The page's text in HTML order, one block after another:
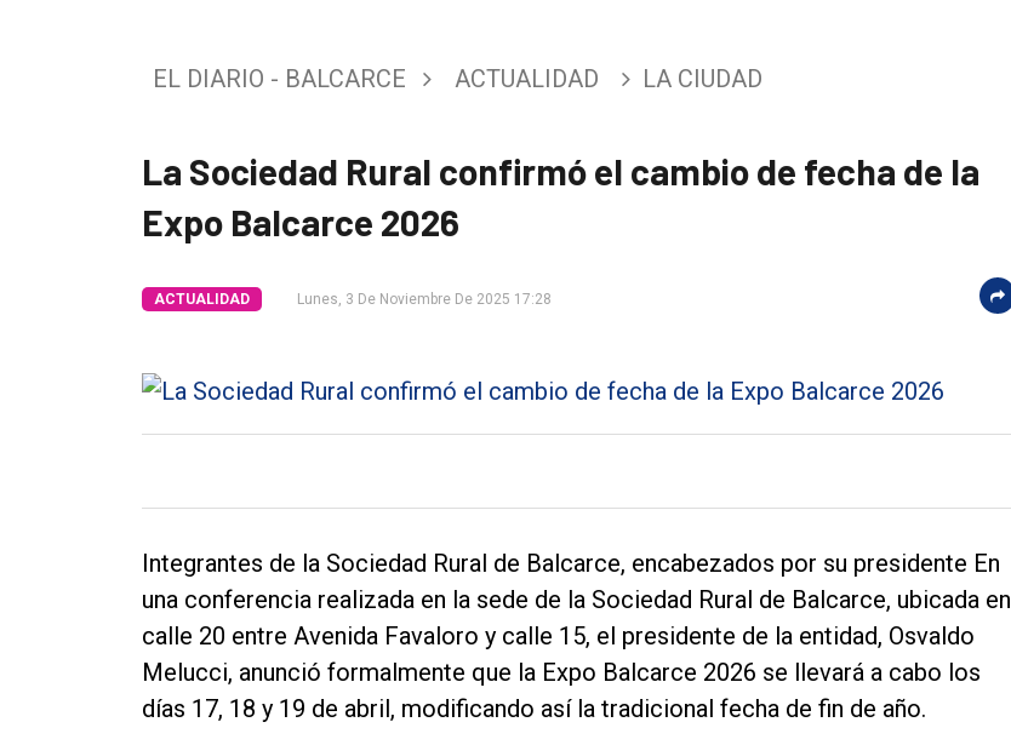
Entrevistas
Fúnebres
Empresa
EL DIARIO - BALCARCE ACTUALIDAD LA CIUDAD
La Sociedad Rural confirmó el cambio de fecha de la
Expo Balcarce 2026
ACTUALIDAD Lunes, 3 De Noviembre De 2025 17:28
Integrantes de la Sociedad Rural de Balcarce, encabezados por su presidente En
una conferencia realizada en la sede de la Sociedad Rural de Balcarce, ubicada en
calle 20 entre Avenida Favaloro y calle 15, el presidente de la entidad, Osvaldo
Melucci, anunció formalmente que la Expo Balcarce 2026 se llevará a cabo los
días 17, 18 y 19 de abril, modificando así la tradicional fecha de fin de año.